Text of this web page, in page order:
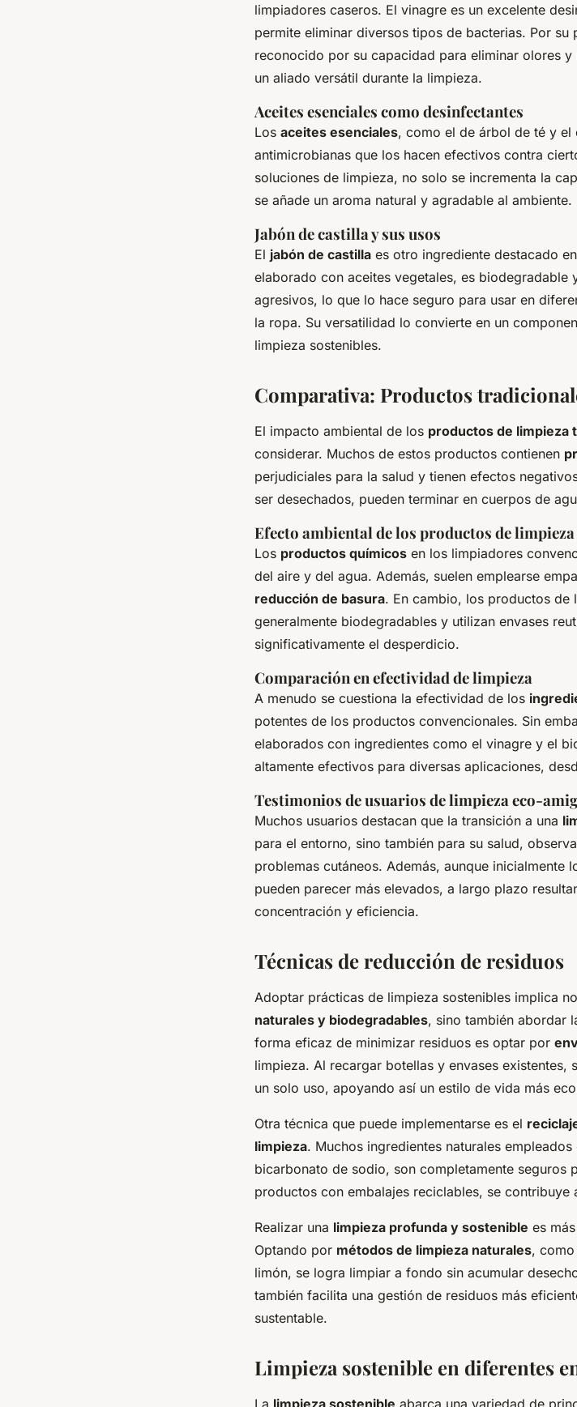
limpiadores caseros. El vinagre es un excelente
permite eliminar diversos tipos de bacterias. Por
reconocido por su capacidad para eliminar olores
un aliado versátil durante la limpieza.
Aceites esenciales como desinfectantes
Los aceites esenciales, como el de árbol de té y el
antimicrobianas que los hacen efectivos contra
soluciones de limpieza, no solo se incrementa la
se añade un aroma natural y agradable al ambiente.
Jabón de castilla y sus usos
El jabón de castilla es otro ingrediente destacado
elaborado con aceites vegetales, es
agresivos, lo que lo hace seguro para usar en
la ropa. Su versatilidad lo convierte en un
limpieza sostenibles.
Comparativa: Productos
El impacto ambiental de los productos de limpieza
considerar. Muchos de estos productos contienen
perjudiciales para la salud y tienen efectos
ser desechados, pueden terminar en cuerpos de
Efecto ambiental de los productos de limpieza
Los productos químicos en los limpiadores
del aire y del agua. Además, suelen emplearse
reducción de basura. En cambio, los productos de
generalmente biodegradables y utilizan envases
significativamente el desperdicio.
Comparación en efectividad de limpieza
A menudo se cuestiona la efectividad de los
potentes de los productos convencionales. Sin
elaborados con ingredientes como el vinagre y el
altamente efectivos para diversas aplicaciones,
Testimonios de usuarios de limpieza eco-
Muchos usuarios destacan que la transición a una
para el entorno, sino también para su salud,
problemas cutáneos. Además, aunque inicialmente
pueden parecer más elevados, a largo plazo
concentración y eficiencia.
Técnicas de reducción de residuos
Adoptar prácticas de limpieza sostenibles implica
naturales y biodegradables, sino también abordar
forma eficaz de minimizar residuos es optar por
limpieza. Al recargar botellas y envases existentes,
un solo uso, apoyando así un estilo de vida más
Otra técnica que puede implementarse es el
limpieza. Muchos ingredientes naturales
bicarbonato de sodio, son completamente seguros
productos con embalajes reciclables, se
Realizar una limpieza profunda y sostenible es
Optando por métodos de limpieza naturales,
limón, se logra limpiar a fondo sin acumular
también facilita una gestión de residuos más
sustentable.
Limpieza sostenible en diferentes
La limpieza sostenible abarca una variedad de